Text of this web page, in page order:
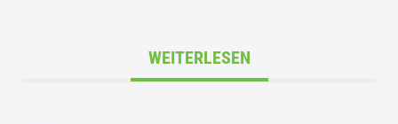
WEITERLESEN